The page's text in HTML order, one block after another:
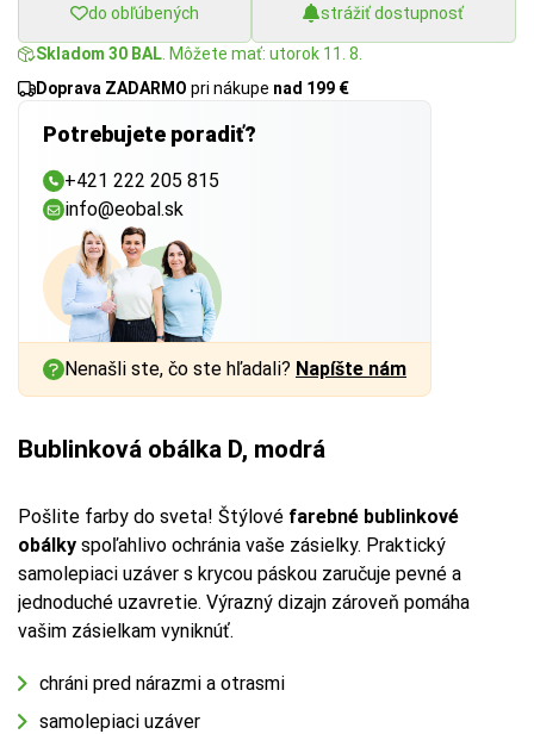
do obľúbených strážiť dostupnosť
Skladom 30 BAL . Môžete mať: utorok 11. 8.
Doprava ZADARMO pri nákupe nad 199 €
Potrebujete poradiť?
+421 222 205 815
info@eobal.sk
Nenašli ste, čo ste hľadali? Napíšte nám
Bublinková obálka D, modrá
Pošlite farby do sveta! Štýlové farebné bublinkové
obálky spoľahlivo ochránia vaše zásielky. Praktický
samolepiaci uzáver s krycou páskou zaručuje pevné a
jednoduché uzavretie. Výrazný dizajn zároveň pomáha
vašim zásielkam vyniknúť.
chráni pred nárazmi a otrasmi
samolepiaci uzáver